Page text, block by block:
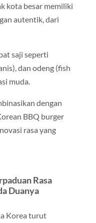
kota besar memiliki
autentik, dari
saji seperti
dan odeng (fish
muda.
dengan
BBQ burger
rasa yang
Rasa
Duanya
Korea turut